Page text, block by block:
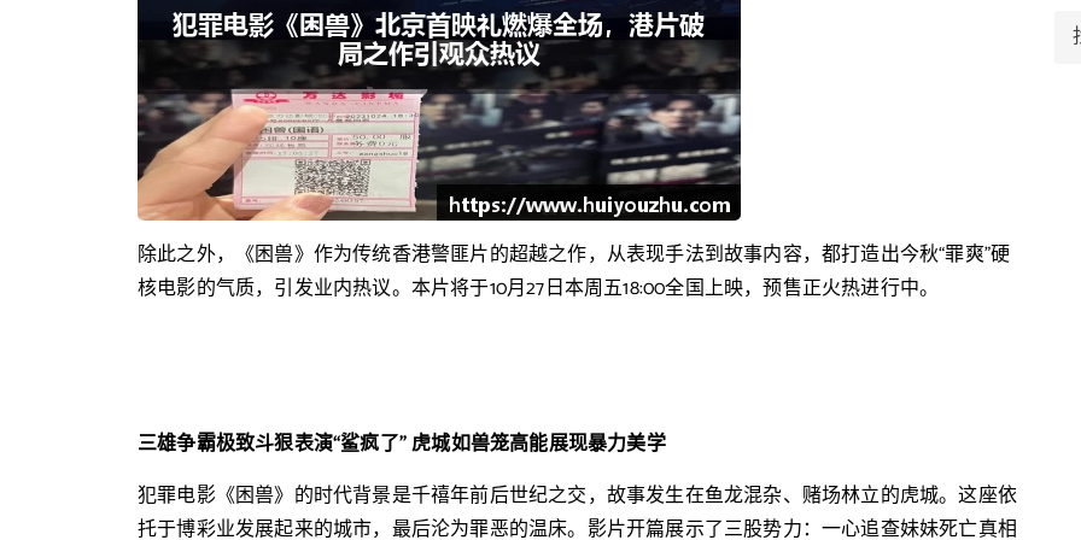
除此之外，《困兽》作为传统香港警匪片的超越之作，从表现手法到故事内容，都打造出今秋“罪爽”硬
核电影的气质，引发业内热议。本片将于10月27日本周五18:00全国上映，预售正火热进行中。
三雄争霸极致斗狠表演“鲨疯了” 虎城如兽笼高能展现暴力美学
犯罪电影《困兽》的时代背景是千禧年前后世纪之交，故事发生在鱼龙混杂、赌场林立的虎城。这座依
托于博彩业发展起来的城市，最后沦为罪恶的温床。影片开篇展示了三股势力：一心追查妹妹死亡真相